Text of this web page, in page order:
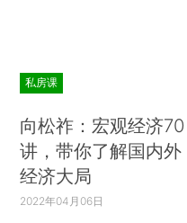
私房课
向松祚：宏观经济70
讲，带你了解国内外
经济大局
2022年04月06日